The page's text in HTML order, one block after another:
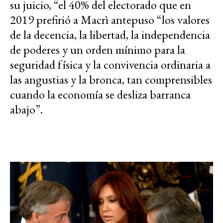
su juicio, “el 40% del electorado que en
2019 prefirió a Macrì antepuso “los valores
de la decencia, la libertad, la independencia
de poderes y un orden mínimo para la
seguridad física y la convivencia ordinaria a
las angustias y la bronca, tan comprensibles
cuando la economía se desliza barranca
abajo”.